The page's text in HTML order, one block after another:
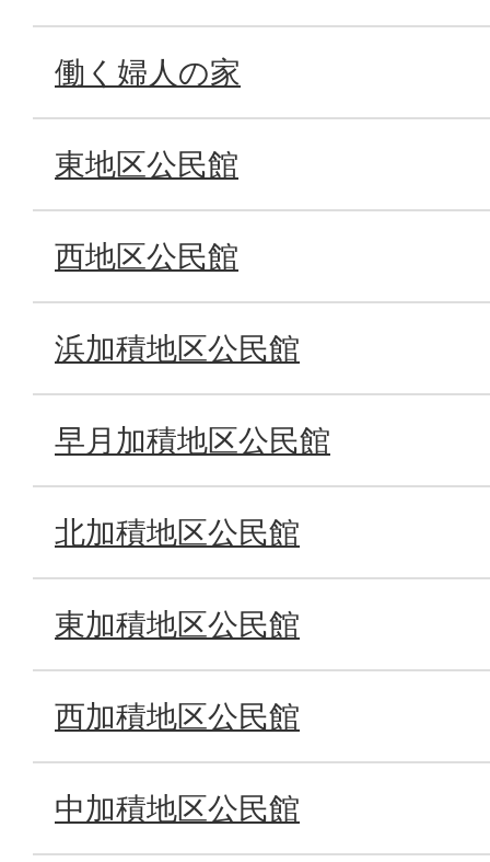
働く婦人の家
東地区公民館
西地区公民館
浜加積地区公民館
早月加積地区公民館
北加積地区公民館
東加積地区公民館
西加積地区公民館
中加積地区公民館